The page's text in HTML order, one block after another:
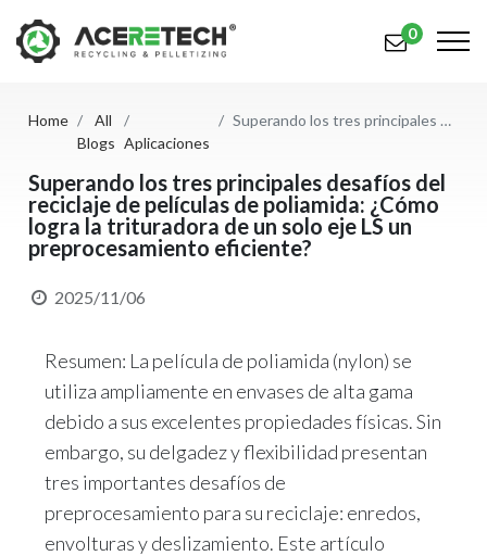
Productos
Aplicaciones
Soluciones
Contáctenos
简体中文 English (US)
русский язык Español
0
Home
All
Blogs Aplicaciones
Superando los tres principales desafíos del reciclaje de películas de poliamida: ¿Cómo logra la trituradora de un solo eje LS un preprocesamiento eficiente?
Superando los tres principales desafíos del
reciclaje de películas de poliamida: ¿Cómo
logra la trituradora de un solo eje LS un
preprocesamiento eficiente?
2025/11/06
Resumen: La película de poliamida (nylon) se
utiliza ampliamente en envases de alta gama
debido a sus excelentes propiedades físicas. Sin
embargo, su delgadez y flexibilidad presentan
tres importantes desafíos de
preprocesamiento para su reciclaje: enredos,
envolturas y deslizamiento. Este artículo